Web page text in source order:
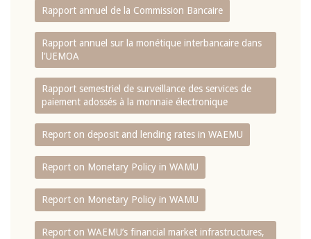
Rapport annuel de la Commission Bancaire
Rapport annuel sur la monétique interbancaire dans
l'UEMOA
Rapport semestriel de surveillance des services de
paiement adossés à la monnaie électronique
Report on deposit and lending rates in WAEMU
Report on Monetary Policy in WAMU
Report on Monetary Policy in WAMU
Report on WAEMU’s financial market infrastructures,